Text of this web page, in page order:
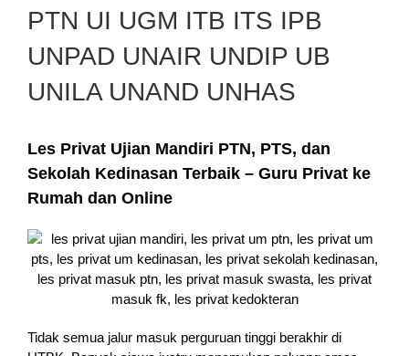
PTN UI UGM ITB ITS IPB
UNPAD UNAIR UNDIP UB
UNILA UNAND UNHAS
Les Privat Ujian Mandiri PTN, PTS, dan
Sekolah Kedinasan Terbaik – Guru Privat ke
Rumah dan Online
Tidak semua jalur masuk perguruan tinggi berakhir di